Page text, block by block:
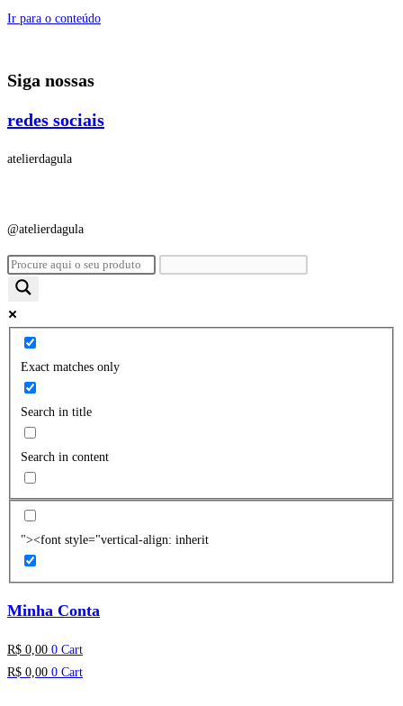
Ir para o conteúdo
Siga nossas
redes sociais
atelierdagula
@atelierdagula
Exact matches only
Search in title
Search in content
"><font style="vertical-align: inherit
Minha Conta
R$ 0,00 0 Cart
R$ 0,00 0 Cart